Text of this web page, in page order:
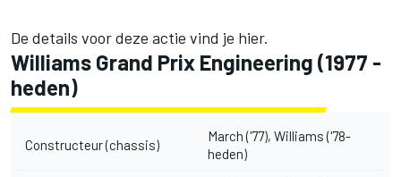
De details voor deze actie vind je hier.
Williams Grand Prix Engineering (1977 -
heden)
Constructeur (chassis)
March ('77), Williams ('78-
heden)